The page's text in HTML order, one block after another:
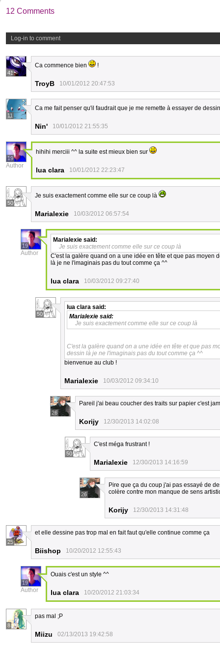
12 Comments
Log-in to comment
41
Ca commence bien !
TroyB 10/01/2012 20:47:53
11
Ca me fait penser qu'il faudrait que je me remette à essayer de
Nin' 10/01/2012 21:55:35
19
Author
hihihi merciii ^^ la suite est mieux bien sur
lua clara 10/01/2012 22:23:47
50
Je suis exactement comme elle sur ce coup là
Marialexie 10/03/2012 06:57:54
19
Author
Marialexie said:
Je suis exactement comme elle sur ce coup là
C'est la galère quand on a une idée en tête et que pas moyen
là je ne l'imaginais pas du tout comme ça ^^
lua clara 10/03/2012 09:27:40
50
lua clara said:
Marialexie said:
Je suis exactement comme elle sur ce coup là
C'est la galère quand on a une idée en tête et que pas
dessin là je ne l'imaginais pas du tout comme ça ^^
bienvenue au club !
Marialexie 10/03/2012 09:34:10
26
Pareil j'ai beau coucher des traits sur papier c'est
Korijy 12/30/2013 14:02:08
50
C'est méga frustrant !
Marialexie 12/30/2013 14:16:59
26
Pire que ça du coup j'ai pas essayé de
colère contre mon manque de sens
Korijy 12/30/2013 14:31:48
25
et elle dessine pas trop mal en fait faut qu'elle continue comme ça
Biishop 10/20/2012 12:55:43
19
Author
Ouais c'est un style ^^
lua clara 10/20/2012 21:03:34
8
pas mal ;P
Miizu 02/13/2013 19:42:58